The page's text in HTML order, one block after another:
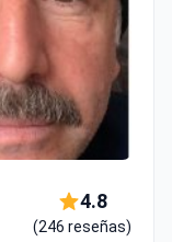
4.8
(246 reseñas)